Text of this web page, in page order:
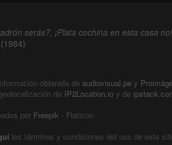
serás?, ¡Plata cochina en esta casa
obtenida de audiovisual.pe y
de IP2Location.io y de
por Freepik - Flaticon
los términos y condiciones del uso de este